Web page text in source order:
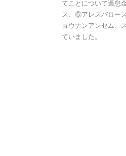
てことについて過怠
ス、⑥アレスバロー
ョウナンアンセム、
ていました。